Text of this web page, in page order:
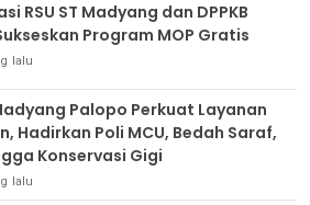
RSU ST Madyang dan DPPKB
Program MOP Gratis
lalu
Palopo Perkuat Layanan
Hadirkan Poli MCU, Bedah Saraf,
Konservasi Gigi
lalu